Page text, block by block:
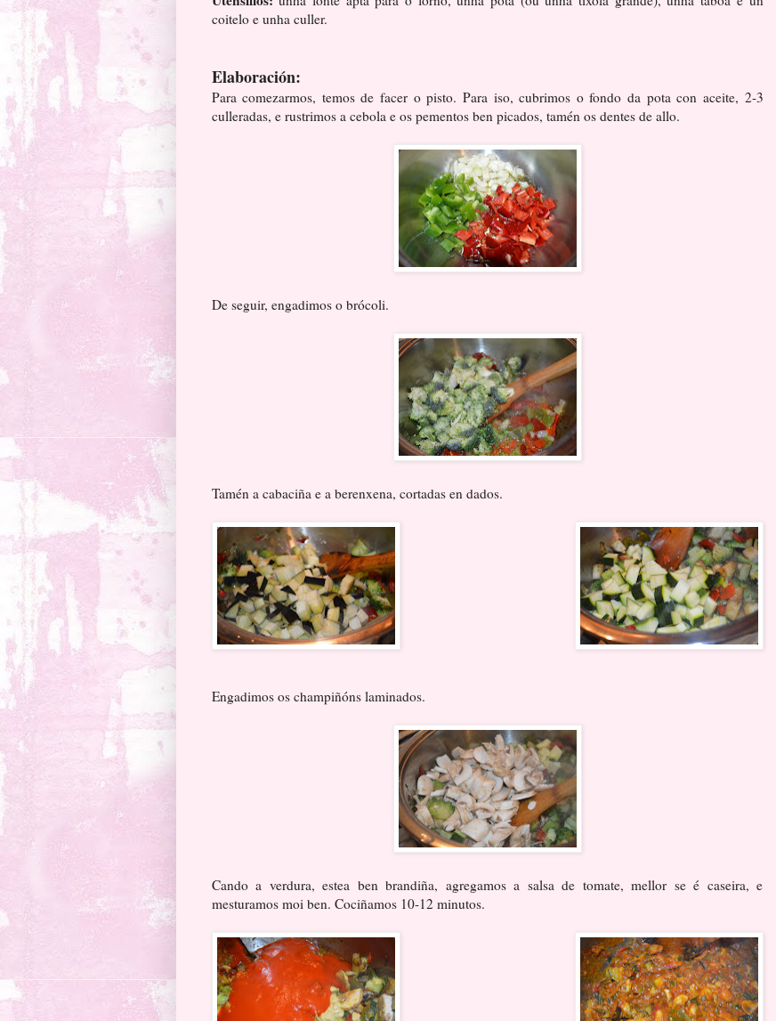
coitelo e unha culler.
Elaboración:
Para comezarmos, temos de facer o pisto. Para iso, cubrimos o fondo da pota con aceite, 2-3
culleradas, e rustrimos a cebola e os pementos ben picados, tamén os dentes de allo.
De seguir, engadimos o brócoli.
Tamén a cabaciña e a berenxena, cortadas en dados.
Engadimos os champiñóns laminados.
Cando a verdura, estea ben brandiña, agregamos a salsa de tomate, mellor se é caseira, e
mesturamos moi ben. Cociñamos 10-12 minutos.